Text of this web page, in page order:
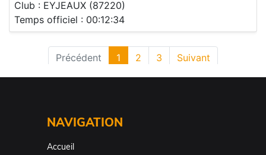
NAVIGATION
Accueil